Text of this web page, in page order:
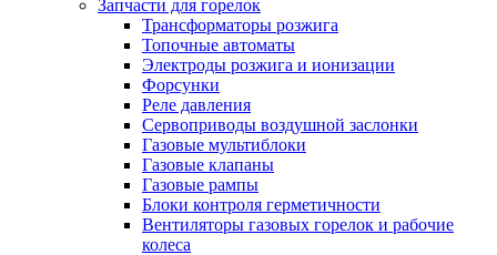
Запчасти для горелок
Трансформаторы розжига
Топочные автоматы
Электроды розжига и ионизации
Форсунки
Реле давления
Сервоприводы воздушной заслонки
Газовые мультиблоки
Газовые клапаны
Газовые рампы
Блоки контроля герметичности
Вентиляторы газовых горелок и рабочие
колеса